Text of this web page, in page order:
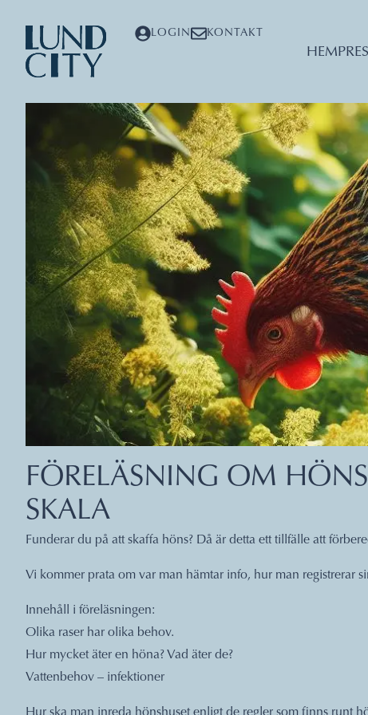
LOGIN KONTAKT
HEM
FÖRELÄSNING OM
SKALA
Funderar du på att skaffa höns? Då är detta ett tillfälle att
Vi kommer prata om var man hämtar info, hur man registrerar
Innehåll i föreläsningen:
Olika raser har olika behov.
Hur mycket äter en höna? Vad äter de?
Vattenbehov – infektioner